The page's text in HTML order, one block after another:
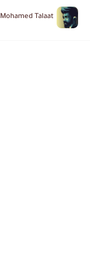
Mohamed Talaat